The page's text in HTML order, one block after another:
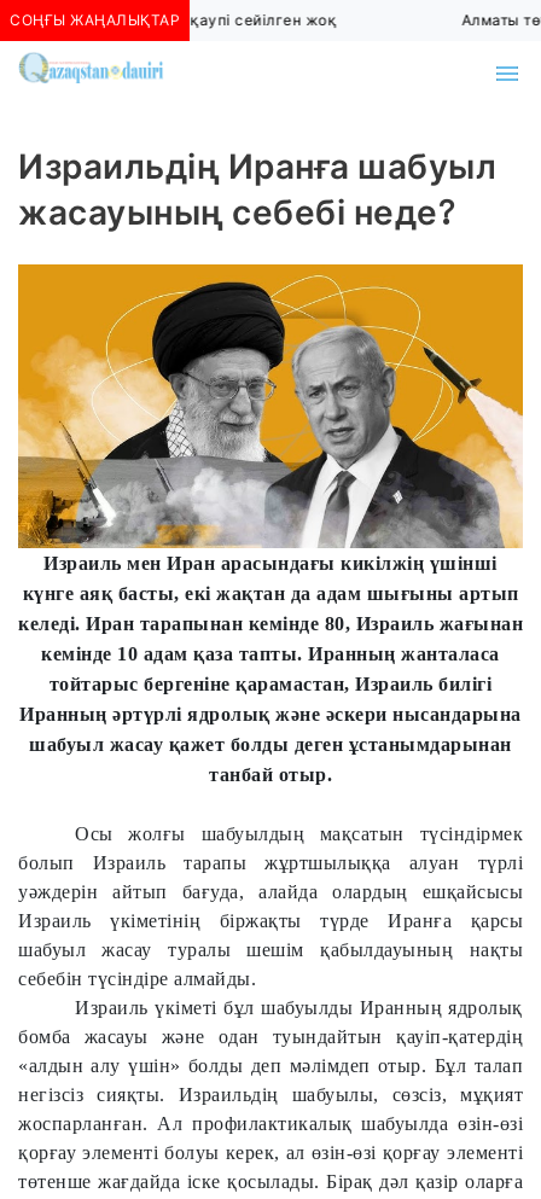
СОҢҒЫ ЖАҢАЛЫҚТАР
Алматыда көшкін қаупі сейілген жоқ Алматы
Израильдің Иранға шабуыл
жасауының себебі неде?
Израиль мен Иран арасындағы кикілжің үшінші
күнге аяқ басты, екі жақтан да адам шығыны артып
келеді. Иран тарапынан кемінде 80, Израиль жағынан
кемінде 10 адам қаза тапты. Иранның жанталаса
тойтарыс бергеніне қарамастан, Израиль билігі
Иранның әртүрлі ядролық және әскери нысандарына
шабуыл жасау қажет болды деген ұстанымдарынан
танбай отыр.
Осы жолғы шабуылдың мақсатын түсіндірмек
болып Израиль тарапы жұртшылыққа алуан түрлі
уәждерін айтып бағуда, алайда олардың ешқайсысы
Израиль үкіметінің біржақты түрде Иранға қарсы
шабуыл жасау туралы шешім қабылдауының нақты
себебін түсіндіре алмайды.
Израиль үкіметі бұл шабуылды Иранның ядролық
бомба жасауы және одан туындайтын қауіп-қатердің
«алдын алу үшін» болды деп мәлімдеп отыр. Бұл талап
негізсіз сияқты. Израильдің шабуылы, сөзсіз, мұқият
жоспарланған. Ал профилактикалық шабуылда өзін-өзі
қорғау элементі болуы керек, ал өзін-өзі қорғау элементі
төтенше жағдайда іске қосылады. Бірақ дәл қазір оларға